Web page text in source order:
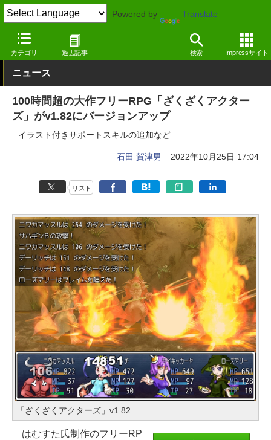
Powered by Translate
カテゴリ 過去記事 検索 Impressサイト
窓の杜 エンタメ ゲーム
ニュース
100時間超の大作フリーRPG「ざくざくアクター
ズ」がv1.82にバージョンアップ
イラスト付きサポートスキルの追加など
石田 賀津男 2022年10月25日 17:04
リスト
「ざくざくアクターズ」v1.82
はむすた氏制作のフリーRP